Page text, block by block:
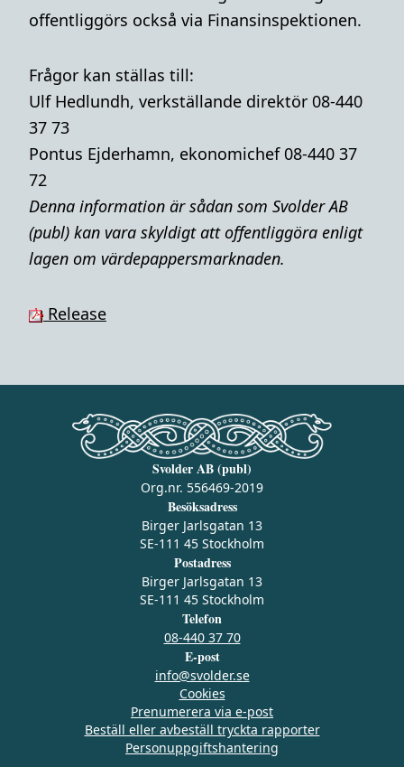
offentliggörs också via Finansinspektionen.
Frågor kan ställas till:
Ulf Hedlundh, verkställande direktör 08-440
37 73
Pontus Ejderhamn, ekonomichef 08-440 37
72
Denna information är sådan som Svolder AB
(publ) kan vara skyldigt att offentliggöra enligt
lagen om värdepappersmarknaden.
Release
Svolder AB (publ)
Org.nr. 556469-2019
Besöksadress
Birger Jarlsgatan 13
SE-111 45 Stockholm
Postadress
Birger Jarlsgatan 13
SE-111 45 Stockholm
Telefon
08-440 37 70
E-post
info@svolder.se
Cookies
Prenumerera via e‑post
Beställ eller avbeställ tryckta rapporter
Personuppgiftshantering